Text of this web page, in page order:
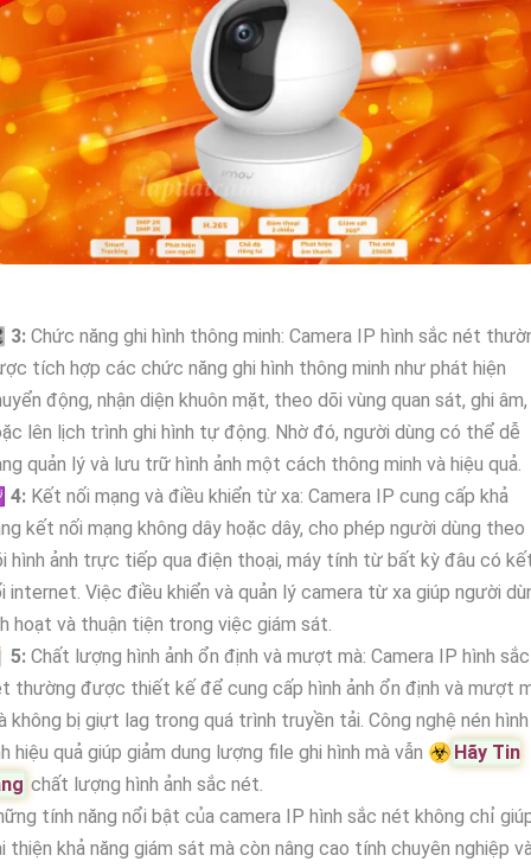
3: Chức năng ghi hình thông minh: Camera IP hình sắc nét
tích hợp các chức năng ghi hình thông minh như phát hiện
động, nhận diện khuôn mặt, theo dõi vùng quan sát, ghi âm,
lên lịch trình ghi hình tự động. Nhờ đó, người dùng có thể dễ
quản lý và lưu trữ hình ảnh một cách thông minh và hiệu quả.
4: Kết nối mạng và điều khiển từ xa: Camera IP cung cấp khả
kết nối mạng không dây hoặc dây, cho phép người dùng theo
hình ảnh trực tiếp qua điện thoại, máy tính từ bất kỳ đâu có
internet. Việc điều khiển và quản lý camera từ xa giúp người
hoạt và thuận tiện trong việc giám sát.
5: Chất lượng hình ảnh ổn định và mượt mà: Camera IP hình sắc
thường được thiết kế để cung cấp hình ảnh ổn định và mượt
không bị giựt lag trong quá trình truyền tải. Công nghệ nén hình
hiệu quả giúp giảm dung lượng file ghi hình mà vẫn ☣️ Hãy Tin
chất lượng hình ảnh sắc nét.
tính năng nổi bật của camera IP hình sắc nét không chỉ
thiện khả năng giám sát mà còn nâng cao tính chuyên nghiệp